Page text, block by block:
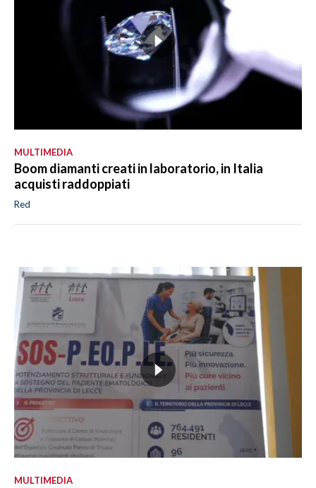
MULTIMEDIA
Boom diamanti creati in laboratorio, in Italia
acquisti raddoppiati
Red
MULTIMEDIA